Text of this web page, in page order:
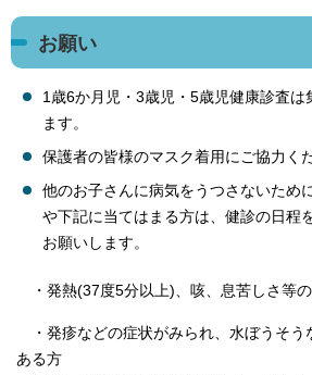
お願い
1歳6か月児・3歳児・5歳児健康診査は
ます。
保護者の皆様のマスク着用にご協力く
他のお子さんに病気をうつさないため
や下記に当てはまる方は、健診の日程
お願いします。
・発熱(37度5分以上)、咳、息苦しさ等
・発疹などの症状がみられ、水ぼうそう
ある方